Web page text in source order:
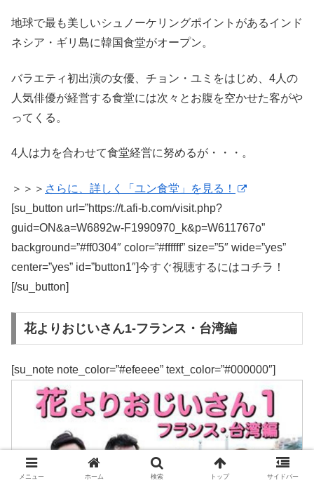
地球で最も美しいシュノーケリングポイントがあるインド
ネシア・ギリ島に韓国食堂がオープン。
バラエティ初出演の女優、チョン・ユミをはじめ、4人の
人気俳優が経営する食堂には次々とお腹を空かせた客がや
ってくる。
4人は力を合わせて食堂経営に努めるが・・・。
＞＞＞ さらに、詳しく「ユン食堂」を見る！
[su_button url=”https://t.afi-b.com/visit.php?
guid=ON&a=W6892w-F1990970_k&p=W611767o”
background=”#ff0304″ color=”#ffffff” size=”5″ wide=”yes”
center=”yes” id=”button1″]今すぐ視聴するにはコチラ！
[/su_button]
花よりおじいさん1-フランス・台湾編
[su_note note_color=”#efeeee” text_color=”#000000″]
メニュー ホーム 検索 トップ サイドバー